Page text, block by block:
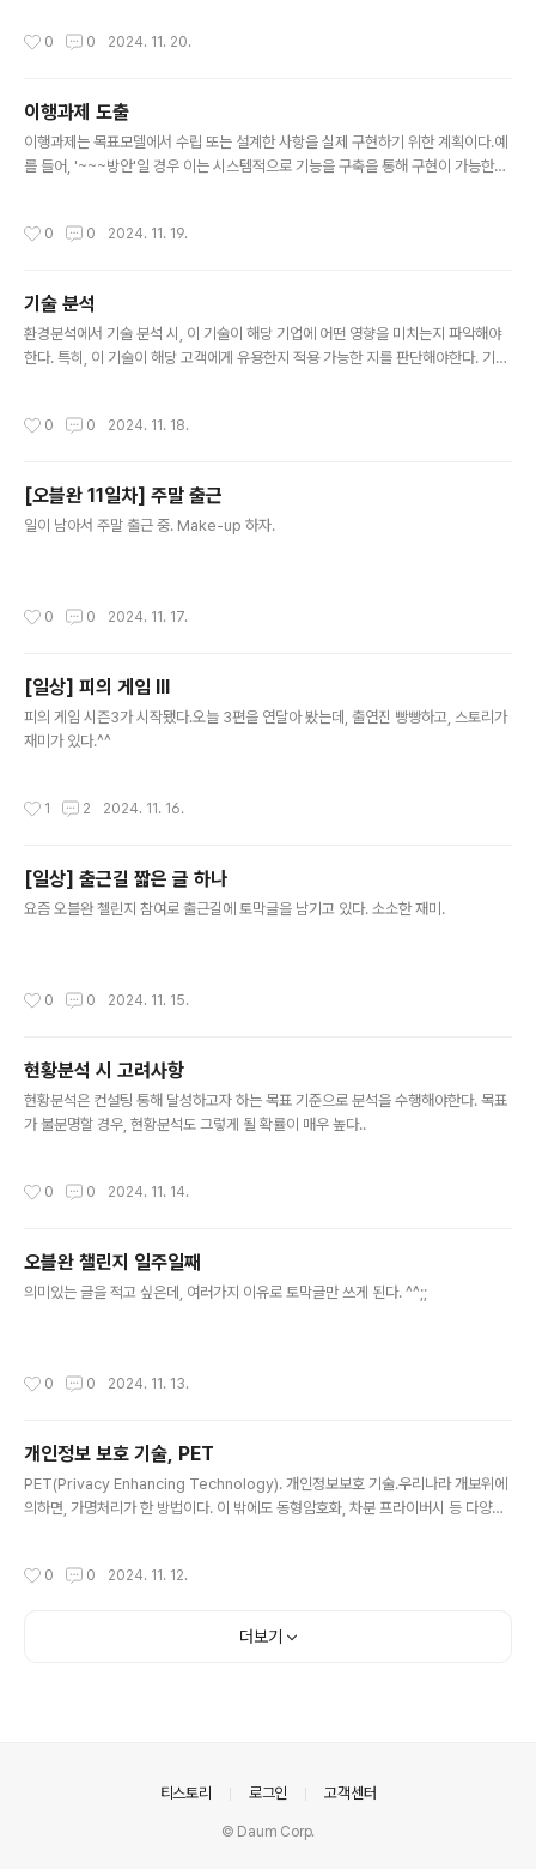
0 0 2024. 11. 20.
이행과제 도출
이행과제는 목표모델에서 수립 또는 설계한 사항을 실제 구현하기 위한 계획이다.예
를 들어, '~~~방안'일 경우 이는 시스템적으로 기능을 구축을 통해 구현이 가능한데,
0 0 2024. 11. 19.
기술 분석
환경분석에서 기술 분석 시, 이 기술이 해당 기업에 어떤 영향을 미치는지 파악해야
한다. 특히, 이 기술이 해당 고객에게 유용한지 적용 가능한 지를 판단해야한다. 기술
0 0 2024. 11. 18.
[오블완 11일차] 주말 출근
일이 남아서 주말 출근 중. Make-up 하자.
0 0 2024. 11. 17.
[일상] 피의 게임 III
피의 게임 시즌3가 시작됐다.오늘 3편을 연달아 봤는데, 출연진 빵빵하고, 스토리가
재미가 있다.^^
1 2 2024. 11. 16.
[일상] 출근길 짧은 글 하나
요즘 오블완 첼린지 참여로 출근길에 토막글을 남기고 있다. 소소한 재미.
0 0 2024. 11. 15.
현황분석 시 고려사항
현황분석은 컨설팅 통해 달성하고자 하는 목표 기준으로 분석을 수행해야한다. 목표
가 불분명할 경우, 현황분석도 그렇게 될 확률이 매우 높다..
0 0 2024. 11. 14.
오블완 챌린지 일주일째
의미있는 글을 적고 싶은데, 여러가지 이유로 토막글만 쓰게 된다. ^^;;
0 0 2024. 11. 13.
개인정보 보호 기술, PET
PET(Privacy Enhancing Technology). 개인정보보호 기술.우리나라 개보위에
의하면, 가명처리가 한 방법이다. 이 밖에도 동형암호화, 차분 프라이버시 등 다양한
0 0 2024. 11. 12.
더보기
티스토리 로그인 고객센터
© Daum Corp.